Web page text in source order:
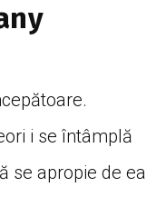
i se întâmplă
se apropie de ea